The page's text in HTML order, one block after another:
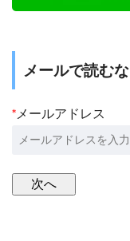
メールで読む
*メールアドレス